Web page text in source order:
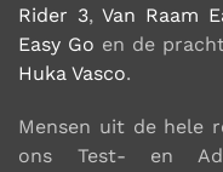
Rider 3, Van Raam
Easy Go en de
Huka Vasco.
Mensen uit de hele
ons Test- en